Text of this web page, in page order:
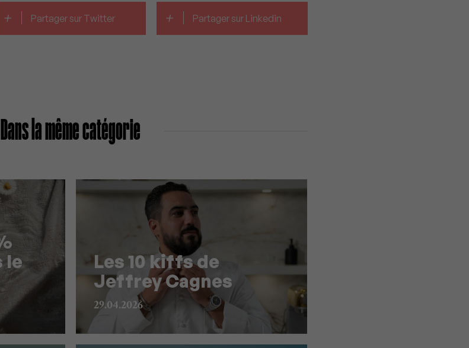
+ Partager sur Twitter + Partager sur Linkedin
Dans la même catégorie
le
Les 10 kiffs de
Jeffrey Cagnes
29.04.2026